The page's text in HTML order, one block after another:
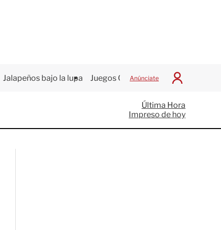
Jalapeños bajo la lupa Juegos Centroamericanos
Anúnciate
I
c
i
a
Última Hora
Impreso de hoy